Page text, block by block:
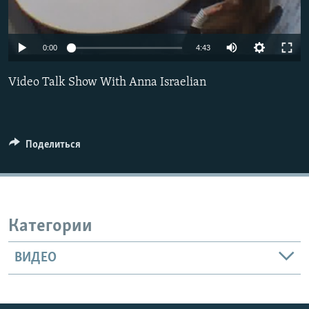
Հայերեն
English
Русский
0:00 4:43
Video Talk Show With Anna Israelian
Поделиться
Категории
ВИДЕО